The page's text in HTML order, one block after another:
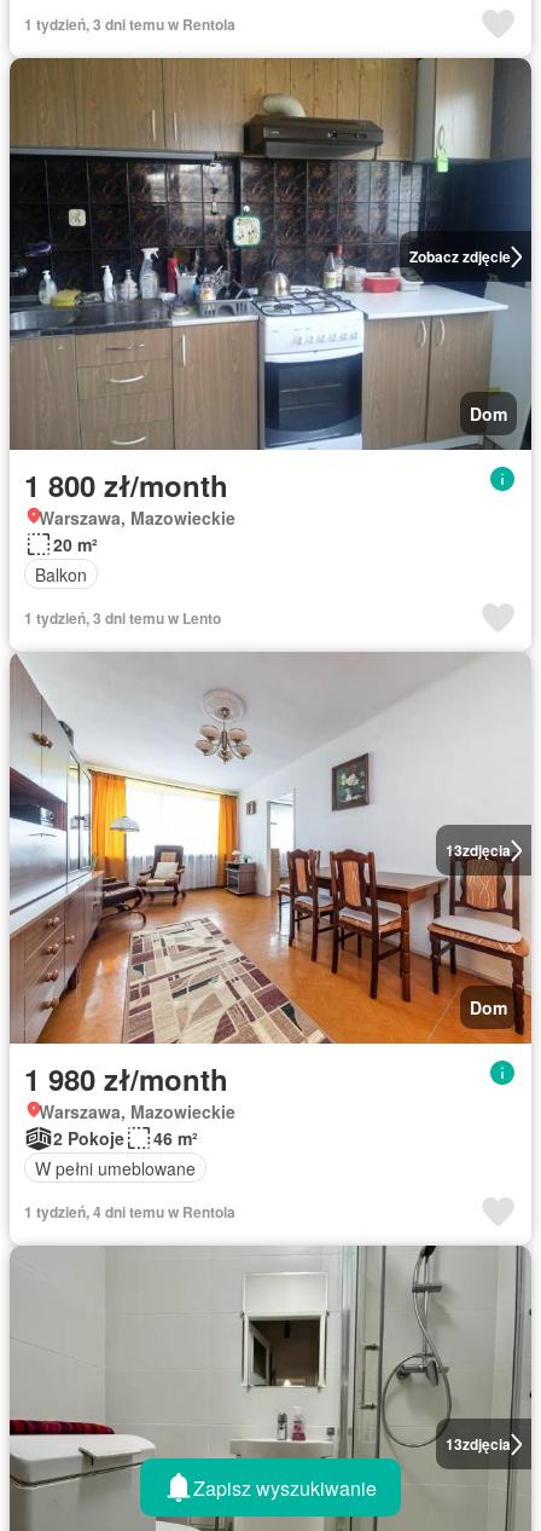
1 tydzień, 3 dni temu w Rentola
Zobacz zdjęcie
Dom
1 800 zł/month
Warszawa, Mazowieckie
20 m²
Balkon
1 tydzień, 3 dni temu w Lento
13zdjęcia
Dom
1 980 zł/month
Warszawa, Mazowieckie
2 Pokoje
46 m²
W pełni umeblowane
1 tydzień, 4 dni temu w Rentola
13zdjęcia
Zapisz wyszukiwanie